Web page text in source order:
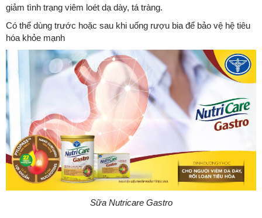
giảm tình trạng viêm loét dạ dày, tá tràng.
Có thể dùng trước hoặc sau khi uống rượu bia để bảo vệ hệ tiêu
hóa khỏe mạnh
Sữa Nutricare Gastro